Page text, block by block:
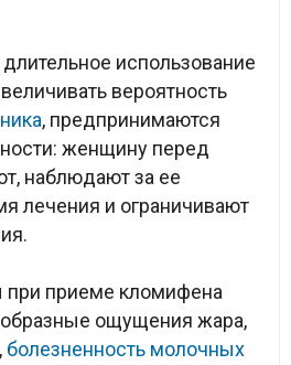
использование
вероятность
, предпринимаются
женщину перед
наблюдают за ее
лечения и ограничивают
приеме кломифена
ощущения жара,
болезненность молочных